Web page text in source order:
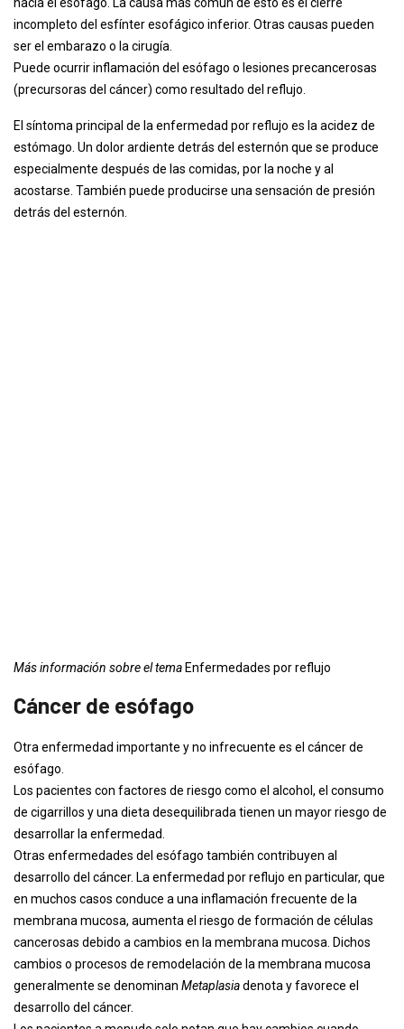
incompleto del esfínter esofágico inferior. Otras causas pueden
ser el embarazo o la cirugía.
Puede ocurrir inflamación del esófago o lesiones precancerosas
(precursoras del cáncer) como resultado del reflujo.
El síntoma principal de la enfermedad por reflujo es la acidez de
estómago. Un dolor ardiente detrás del esternón que se produce
especialmente después de las comidas, por la noche y al
acostarse. También puede producirse una sensación de presión
detrás del esternón.
Más información sobre el tema Enfermedades por reflujo
Cáncer de esófago
Otra enfermedad importante y no infrecuente es el cáncer de
esófago.
Los pacientes con factores de riesgo como el alcohol, el consumo
de cigarrillos y una dieta desequilibrada tienen un mayor riesgo de
desarrollar la enfermedad.
Otras enfermedades del esófago también contribuyen al
desarrollo del cáncer. La enfermedad por reflujo en particular, que
en muchos casos conduce a una inflamación frecuente de la
membrana mucosa, aumenta el riesgo de formación de células
cancerosas debido a cambios en la membrana mucosa. Dichos
cambios o procesos de remodelación de la membrana mucosa
generalmente se denominan Metaplasiadenota y favorece el
desarrollo del cáncer.